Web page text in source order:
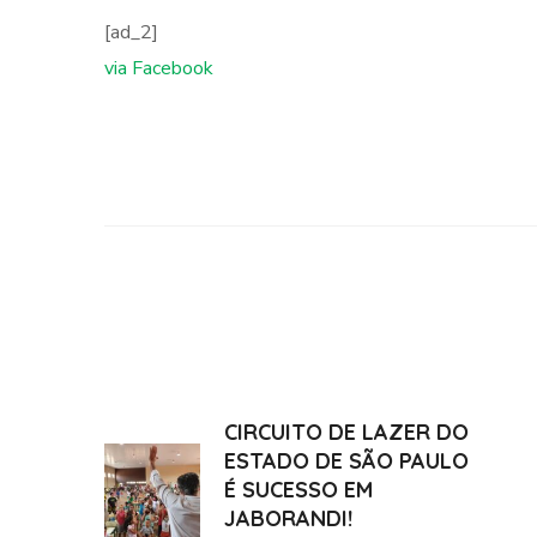
[ad_2]
via Facebook
CIRCUITO DE LAZER DO
ESTADO DE SÃO PAULO
É SUCESSO EM
JABORANDI!